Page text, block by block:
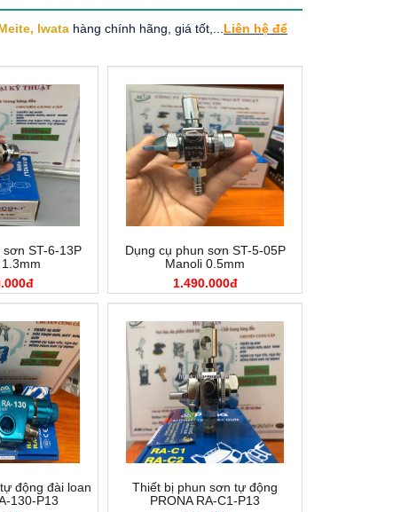
Iwata hàng chính hãng, giá tốt,... Liên hệ để
ST-6-13P
Dụng cụ phun sơn ST-5-05P
Manoli 0.5mm
1.490.000đ
động đài loan
130-P13
Thiết bị phun sơn tự động
PRONA RA-C1-P13